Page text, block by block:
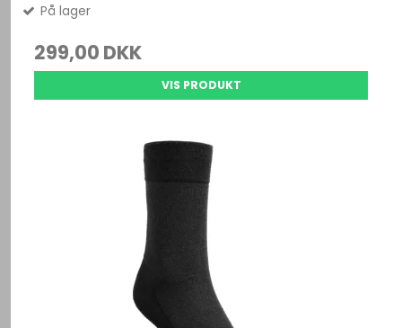
På lager
299,00 DKK
VIS PRODUKT